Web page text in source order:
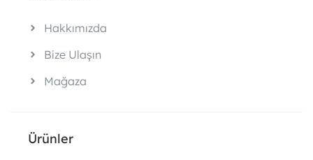
Hakkımızda
Bize Ulaşın
Mağaza
Ürünler